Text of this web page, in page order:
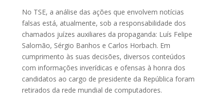
No TSE, a análise das ações que envolvem notícias
falsas está, atualmente, sob a responsabilidade dos
chamados juízes auxiliares da propaganda: Luís Felipe
Salomão, Sérgio Banhos e Carlos Horbach. Em
cumprimento às suas decisões, diversos conteúdos
com informações inverídicas e ofensas à honra dos
candidatos ao cargo de presidente da República foram
retirados da rede mundial de computadores.